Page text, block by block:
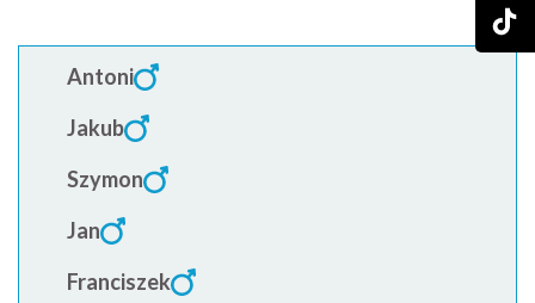
Antoni
Jakub
Szymon
Jan
Franciszek